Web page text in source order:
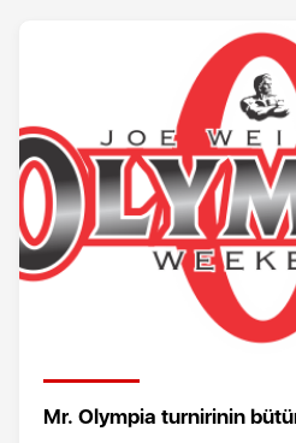
Mr. Olympia turnirinin